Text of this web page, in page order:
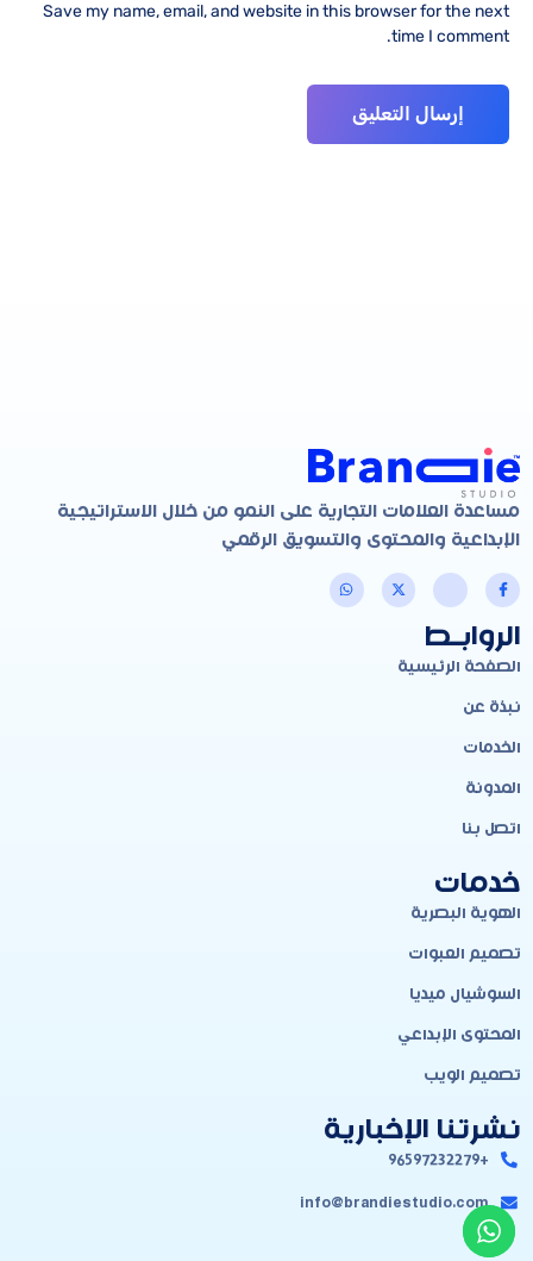
Save my name, email, and website in this browser for the next
time I comment.
مساعدة العلامات التجارية على النمو من خلال الاستراتيجية
الإبداعية والمحتوى والتسويق الرقمي
الروابـط
الصفحة الرئيسية
نبذة عن
الخدمات
المدونة
اتصل بنا
خدمات
الهوية البصرية
تصميم العبوات
السوشيال ميديا
المحتوى الإبداعي
تصميم الويب
نشرتنا الإخبارية
+96597232279
info@brandiestudio.com